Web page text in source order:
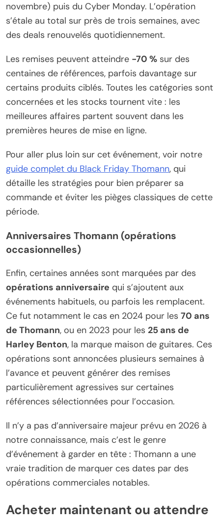
novembre) puis du Cyber Monday. L’opération
s’étale au total sur près de trois semaines, avec
des deals renouvelés quotidiennement.
Les remises peuvent atteindre -70 % sur des
centaines de références, parfois davantage sur
certains produits ciblés. Toutes les catégories sont
concernées et les stocks tournent vite : les
meilleures affaires partent souvent dans les
premières heures de mise en ligne.
Pour aller plus loin sur cet événement, voir notre
guide complet du Black Friday Thomann, qui
détaille les stratégies pour bien préparer sa
commande et éviter les pièges classiques de cette
période.
Anniversaires Thomann (opérations
occasionnelles)
Enfin, certaines années sont marquées par des
opérations anniversaire qui s’ajoutent aux
événements habituels, ou parfois les remplacent.
Ce fut notamment le cas en 2024 pour les 70 ans
de Thomann, ou en 2023 pour les 25 ans de
Harley Benton, la marque maison de guitares. Ces
opérations sont annoncées plusieurs semaines à
l’avance et peuvent générer des remises
particulièrement agressives sur certaines
références sélectionnées pour l’occasion.
Il n’y a pas d’anniversaire majeur prévu en 2026 à
notre connaissance, mais c’est le genre
d’événement à garder en tête : Thomann a une
vraie tradition de marquer ces dates par des
opérations commerciales notables.
Acheter maintenant ou attendre